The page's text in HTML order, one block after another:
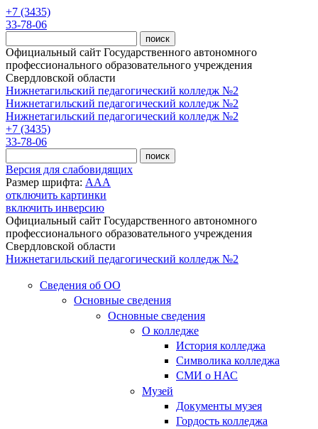
Перейти к основному содержанию
+7 (3435)
33-78-06
Официальный сайт Государственного автономного
профессионального образовательного учреждения
Свердловской области
Нижнетагильский педагогический колледж №2
Нижнетагильский педагогический колледж №2
Нижнетагильский педагогический колледж №2
+7 (3435)
33-78-06
Версия для слабовидящих
Размер шрифта: AAA
отключить картинки
включить инверсию
Официальный сайт Государственного автономного
профессионального образовательного учреждения
Свердловской области
Нижнетагильский педагогический колледж №2
Сведения об ОО
Основные сведения
Основные сведения
О колледже
История колледжа
Символика колледжа
СМИ о НАС
Музей
Документы музея
Гордость колледжа